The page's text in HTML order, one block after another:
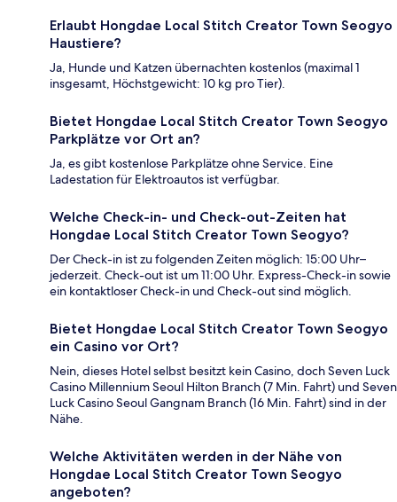
Erlaubt Hongdae Local Stitch Creator Town Seogyo
Haustiere?
Ja, Hunde und Katzen übernachten kostenlos (maximal 1
insgesamt, Höchstgewicht: 10 kg pro Tier).
Bietet Hongdae Local Stitch Creator Town Seogyo
Parkplätze vor Ort an?
Ja, es gibt kostenlose Parkplätze ohne Service. Eine
Ladestation für Elektroautos ist verfügbar.
Welche Check-in- und Check-out-Zeiten hat
Hongdae Local Stitch Creator Town Seogyo?
Der Check-in ist zu folgenden Zeiten möglich: 15:00 Uhr–
jederzeit. Check-out ist um 11:00 Uhr. Express-Check-in sowie
ein kontaktloser Check-in und Check-out sind möglich.
Bietet Hongdae Local Stitch Creator Town Seogyo
ein Casino vor Ort?
Nein, dieses Hotel selbst besitzt kein Casino, doch Seven Luck
Casino Millennium Seoul Hilton Branch (7 Min. Fahrt) und Seven
Luck Casino Seoul Gangnam Branch (16 Min. Fahrt) sind in der
Nähe.
Welche Aktivitäten werden in der Nähe von
Hongdae Local Stitch Creator Town Seogyo
angeboten?